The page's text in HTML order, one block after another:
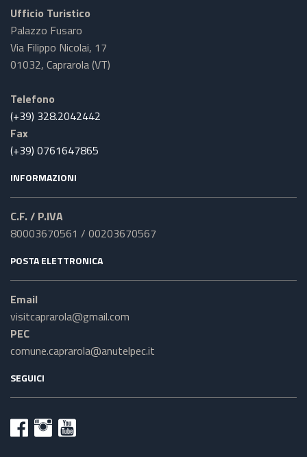
Ufficio Turistico
Palazzo Fusaro
Via Filippo Nicolai, 17
01032, Caprarola (VT)
Telefono
(+39) 328.2042442
Fax
(+39) 0761647865
INFORMAZIONI
C.F. / P.IVA
80003670561 / 00203670567
POSTA ELETTRONICA
Email
visitcaprarola@gmail.com
PEC
comune.caprarola@anutelpec.it
SEGUICI